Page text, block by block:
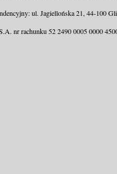
ul. Jagiellońska 21, 44-100
nr rachunku 52 2490 0005 0000